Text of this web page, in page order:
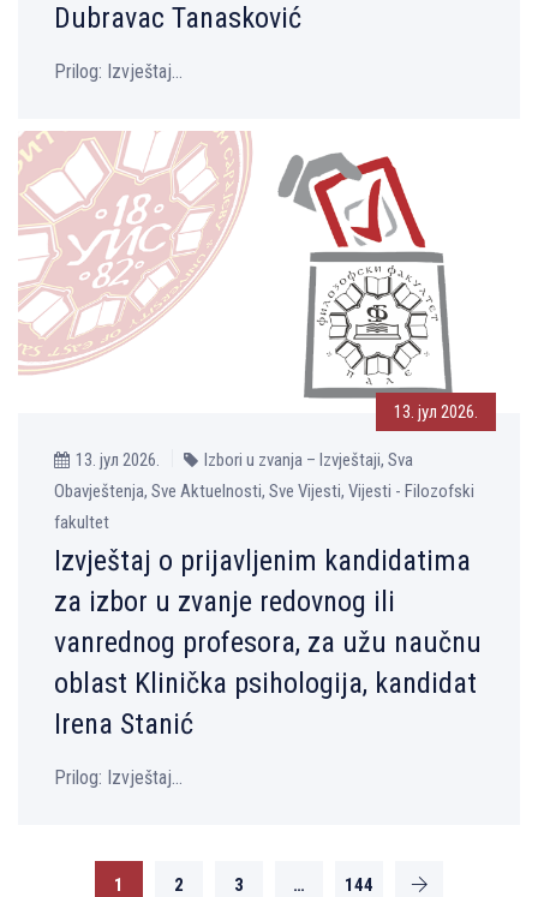
Dubravac Tanasković
Prilog: Izvještaj...
13. јул 2026.
13. јул 2026.
Izbori u zvanja – Izvještaji, Sva
Obavještenja, Sve Aktuelnosti, Sve Vijesti, Vijesti - Filozofski
fakultet
Izvještaj o prijavljenim kandidatima
za izbor u zvanje redovnog ili
vanrednog profesora, za užu naučnu
oblast Klinička psihologija, kandidat
Irena Stanić
Prilog: Izvještaj...
1 2 3 … 144